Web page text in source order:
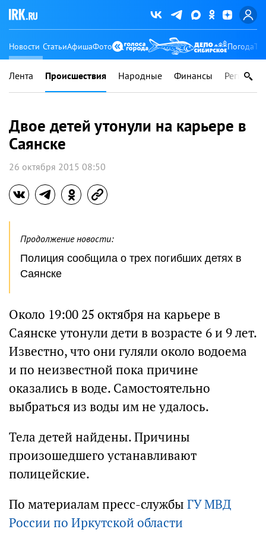
Новости СтатьиАфишаФото Погода
Лента Происшествия Народные Финансы Регионы
Двое детей утонули на карьере в
Саянске
26 октября 2015 08:50
Продолжение новости:
Полиция сообщила о трех погибших детях в
Саянске
Около 19:00 25 октября на карьере в
Саянске утонули дети в возрасте 6 и 9 лет.
Известно, что они гуляли около водоема
и по неизвестной пока причине
оказались в воде. Самостоятельно
выбраться из воды им не удалось.
Тела детей найдены. Причины
произошедшего устанавливают
полицейские.
По материалам пресс-службы ГУ МВД
России по Иркутской области